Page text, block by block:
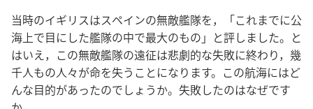
当時のイギリスはスペインの無敵艦隊を，「これまでに公
海上で目にした艦隊の中で最大のもの」と評しました。と
はいえ，この無敵艦隊の遠征は悲劇的な失敗に終わり，幾
千人もの人々が命を失うことになります。この航海にはど
んな目的があったのでしょうか。失敗したのはなぜです